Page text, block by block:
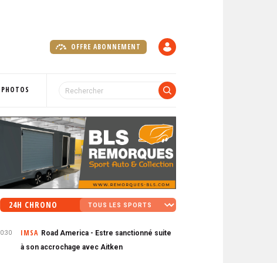
OFFRE ABONNEMENT
PHOTOS
24H CHRONO
0:30 IMSA Road America - Estre sanctionné suite
à son accrochage avec Aitken